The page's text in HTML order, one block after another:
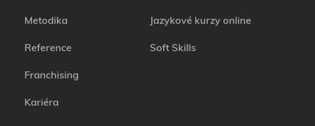
Metodika
Reference
Franchising
Kariéra
Jazykové kurzy online
Soft Skills